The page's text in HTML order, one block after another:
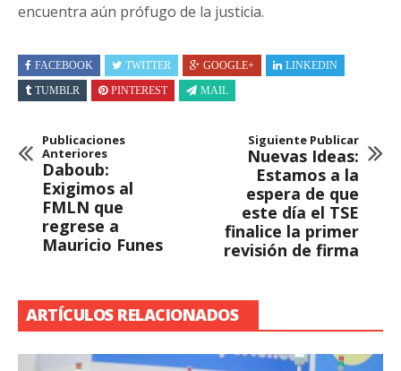
encuentra aún prófugo de la justicia.
FACEBOOK TWITTER GOOGLE+
LINKEDIN
TUMBLR
PINTEREST MAIL
Publicaciones
Anteriores
Daboub:
Exigimos al
FMLN que
regrese a
Mauricio Funes
Siguiente Publicar
Nuevas Ideas:
Estamos a la
espera de que
este día el TSE
finalice la primer
revisión de firma
ARTÍCULOS RELACIONADOS